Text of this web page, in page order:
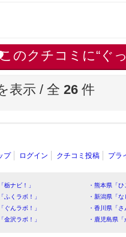
このクチコミに“ぐ
表示 / 全 26 件
プ ログイン クチコミ投稿 プラ
栃ナビ！」
・熊本県「
ふくラボ！」
・新潟県「
ぐんラボ！」
・香川県「
金沢ラボ！」
・鹿児島県